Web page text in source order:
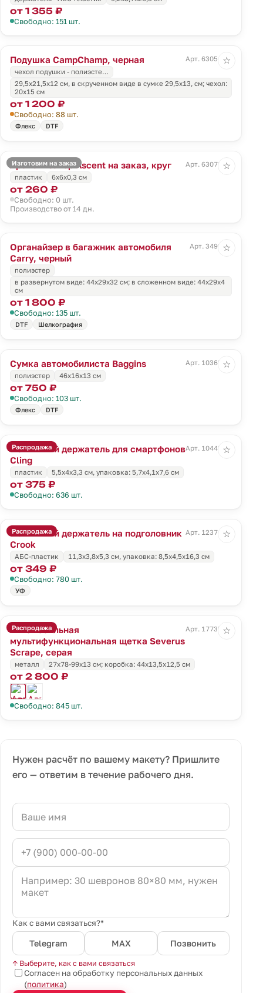
от 1 355 ₽
Свободно: 151 шт.
Подушка CampChamp, черная
Арт. 63054.30
чехол подушки - полиэсте…
29,5х21,5х12 см, в скрученном виде в сумке 29,5х13, см; чехол:
20х15 см
от 1 200 ₽
Свободно: 88 шт.
Флекс DTF
☆
Изготовим на заказ
Ароматизатор Ascent на заказ, круг
Арт. 63078.01
пластик
6x6x0,3 см
от 260 ₽
Свободно: 0 шт.
Производство от 14 дн.
☆
Органайзер в багажник автомобиля
Carry, черный
Арт. 3498.30
полиэстер
в развернутом виде: 44х29х32 см; в сложенном виде: 44х29х4
см
от 1 800 ₽
Свободно: 135 шт.
DTF Шелкография
☆
Сумка автомобилиста Baggins
Арт. 10363.30
полиэстер
46x16x13 см
от 750 ₽
Свободно: 103 шт.
Флекс DTF
☆
Распродажа
Магнитный держатель для смартфонов
Cling
Арт. 10447.10
пластик 5,5х4х3,3 см, упаковка: 5,7х4,1х7,6 см
от 375 ₽
Свободно: 636 шт.
☆
Распродажа
Магнитный держатель на подголовник
Crook
Арт. 12374.10
АБС-пластик 11,3х3,8х5,3 см, упаковка: 8,5х4,5х16,3 см
от 349 ₽
Свободно: 780 шт.
УФ
☆
Распродажа
Автомобильная
мультифункциональная щетка Severus
Scrape, серая
Арт. 17735.10
металл 27х78-99х13 см; коробка: 44х13,5х12,5 см
от 2 800 ₽
Свободно: 845 шт.
☆
Нужен расчёт по вашему макету? Пришлите
его — ответим в течение рабочего дня.
Как с вами связаться?*
Telegram MAX Позвонить
↑ Выберите, как с вами связаться
Согласен на обработку персональных данных
(политика)